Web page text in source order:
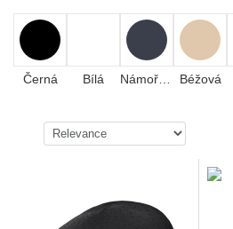
Černá Bílá Béžová